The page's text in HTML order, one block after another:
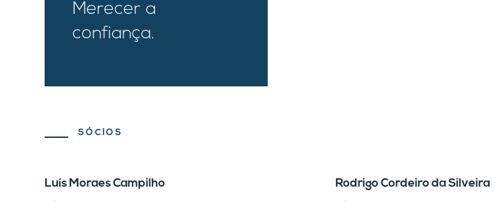
Merecer a
confiança.
SÓCIOS
Luís Moraes Campilho Rodrigo Cordeiro da Silveira